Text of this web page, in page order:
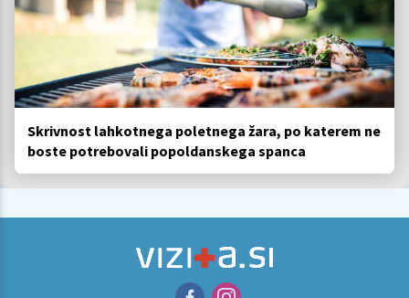
Skrivnost lahkotnega poletnega žara, po katerem ne
boste potrebovali popoldanskega spanca